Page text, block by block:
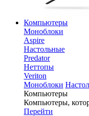
Компьютеры
Моноблоки
Aspire
Настольные
Predator
Неттопы
Veriton
Моноблоки
Компьютеры
Компьютеры,
Перейти